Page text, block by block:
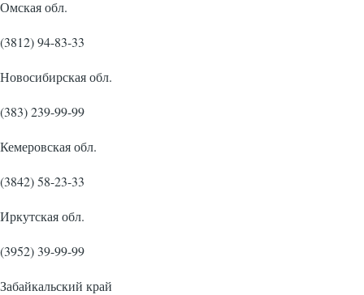
Омская обл.
(3812) 94-83-33
Новосибирская обл.
(383) 239-99-99
Кемеровская обл.
(3842) 58-23-33
Иркутская обл.
(3952) 39-99-99
Забайкальский край